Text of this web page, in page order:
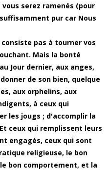
serez ramenés (pour
pur car Nous
consiste pas à tourner vos
Mais la bonté
Jour dernier, aux anges,
de son bien, quelque
aux orphelins, aux
à ceux qui
les jougs ; d'accomplir la
ceux qui remplissent leurs
engagés, ceux qui sont
religieuse, le bon
bon comportement, et la